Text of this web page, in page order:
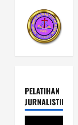
PELATIHAN
JURNALISTIK